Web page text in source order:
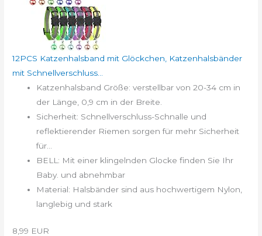
12PCS Katzenhalsband mit Glöckchen, Katzenhalsbänder
mit Schnellverschluss...
Katzenhalsband Größe: verstellbar von 20-34 cm in
der Länge, 0,9 cm in der Breite.
Sicherheit: Schnellverschluss-Schnalle und
reflektierender Riemen sorgen für mehr Sicherheit
für...
BELL: Mit einer klingelnden Glocke finden Sie Ihr
Baby. und abnehmbar
Material: Halsbänder sind aus hochwertigem Nylon,
langlebig und stark
8,99 EUR